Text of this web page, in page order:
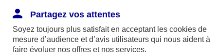
disponibles sur le site axa.fr.
AXA France IARD et AXA France Vie sont
mandataires exclusifs en opérations de
Partagez vos attentes
Soyez toujours plus satisfait en acceptant les cookies de
mesure d’audience et d’avis utilisateurs qui nous aident à
faire évoluer nos offres et nos services.